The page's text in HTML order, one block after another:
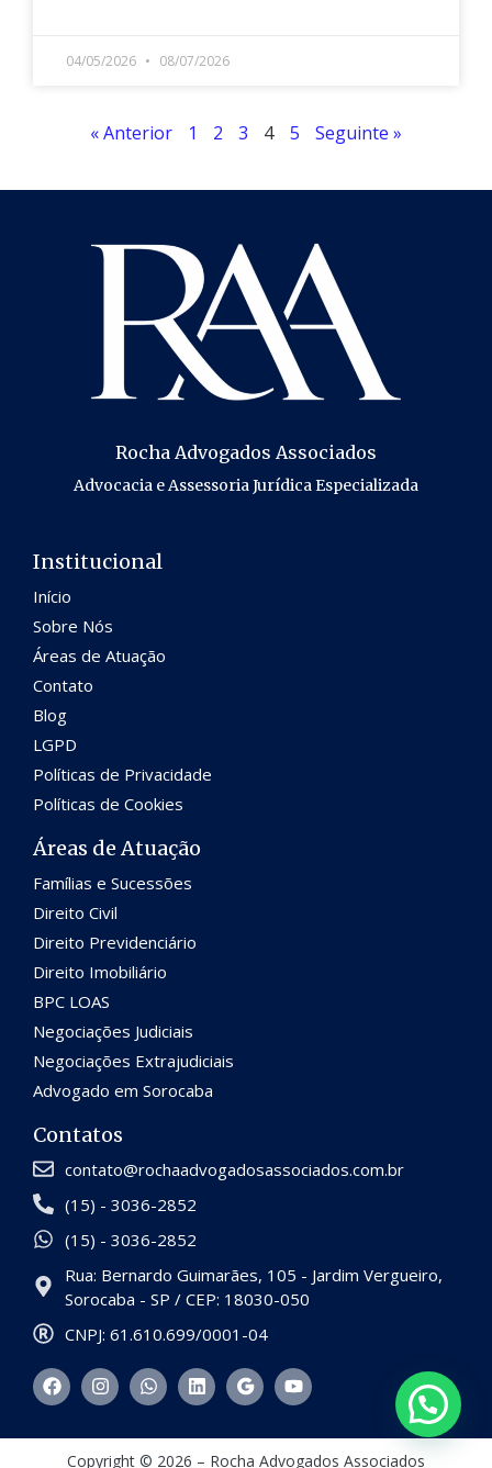
04/05/2026 08/07/2026
« Anterior 1 2 3 4 5 Seguinte »
Rocha Advogados Associados
Advocacia e Assessoria Jurídica Especializada
Institucional
Início
Sobre Nós
Áreas de Atuação
Contato
Blog
LGPD
Políticas de Privacidade
Políticas de Cookies
Áreas de Atuação
Famílias e Sucessões
Direito Civil
Direito Previdenciário
Direito Imobiliário
BPC LOAS
Negociações Judiciais
Negociações Extrajudiciais
Advogado em Sorocaba
Contatos
contato@rochaadvogadosassociados.com.br
(15) - 3036-2852
(15) - 3036-2852
Rua: Bernardo Guimarães, 105 - Jardim Vergueiro,
Sorocaba - SP / CEP: 18030-050
CNPJ: 61.610.699/0001-04
Copyright © 2026 – Rocha Advogados Associados